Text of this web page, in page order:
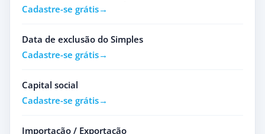
Cadastre-se grátis
Data de exclusão do Simples
Cadastre-se grátis
Capital social
Cadastre-se grátis
Importação / Exportação